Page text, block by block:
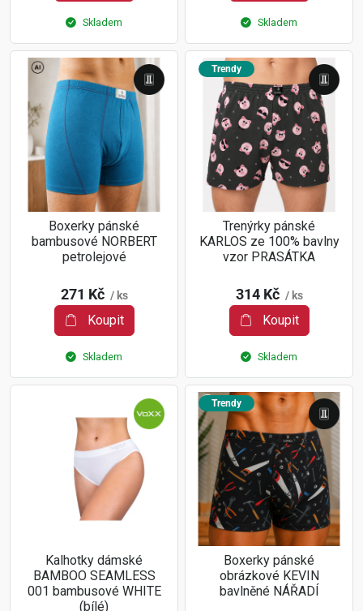
Skladem Skladem
Boxerky pánské
bambusové NORBERT
petrolejové
271 Kč / ks
Koupit
Skladem
Trendy
Trenýrky pánské
KARLOS ze 100% bavlny
vzor PRASÁTKA
314 Kč / ks
Koupit
Skladem
Kalhotky dámské
BAMBOO SEAMLESS
001 bambusové WHITE
(bílé)
Trendy
Boxerky pánské
obrázkové KEVIN
bavlněné NÁŘADÍ